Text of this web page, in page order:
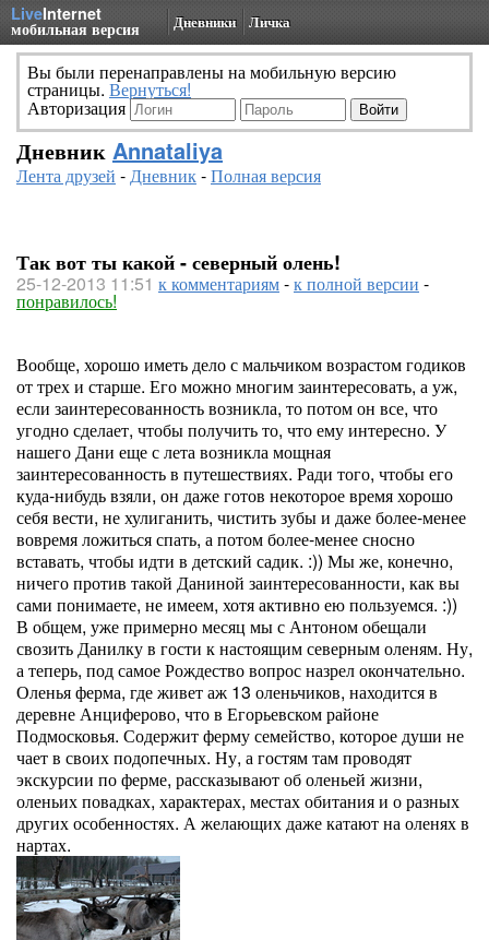
LiveInternet
мобильная версия Дневники Личка
Вы были перенаправлены на мобильную версию
страницы. Вернуться!
Авторизация
Дневник Annataliya
Лента друзей -Дневник-Полная версия
Так вот ты какой - северный олень!
25-12-2013 11:51 к комментариям-к полной версии -
понравилось!
Вообще, хорошо иметь дело с мальчиком возрастом годиков
от трех и старше. Его можно многим заинтересовать, а уж,
если заинтересованность возникла, то потом он все, что
угодно сделает, чтобы получить то, что ему интересно. У
нашего Дани еще с лета возникла мощная
заинтересованность в путешествиях. Ради того, чтобы его
куда-нибудь взяли, он даже готов некоторое время хорошо
себя вести, не хулиганить, чистить зубы и даже более-менее
вовремя ложиться спать, а потом более-менее сносно
вставать, чтобы идти в детский садик. :)) Мы же, конечно,
ничего против такой Даниной заинтересованности, как вы
сами понимаете, не имеем, хотя активно ею пользуемся. :))
В общем, уже примерно месяц мы с Антоном обещали
свозить Данилку в гости к настоящим северным оленям. Ну,
а теперь, под самое Рождество вопрос назрел окончательно.
Оленья ферма, где живет аж 13 оленьчиков, находится в
деревне Анциферово, что в Егорьевском районе
Подмосковья. Содержит ферму семейство, которое души не
чает в своих подопечных. Ну, а гостям там проводят
экскурсии по ферме, рассказывают об оленьей жизни,
оленьих повадках, характерах, местах обитания и о разных
других особенностях. А желающих даже катают на оленях в
нартах.